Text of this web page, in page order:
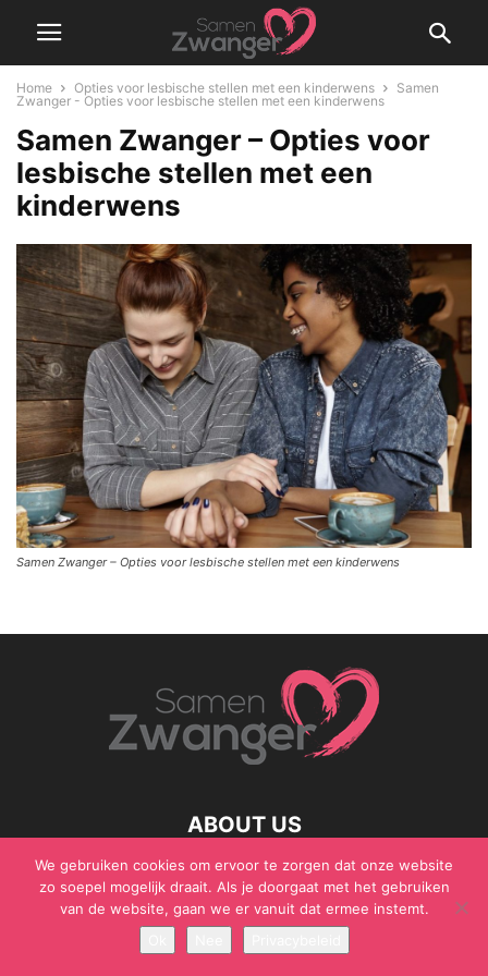
Home Opties voor lesbische stellen met een kinderwens
Samen
Zwanger - Opties voor lesbische stellen met een kinderwens
Samen Zwanger – Opties voor
lesbische stellen met een
kinderwens
Samen Zwanger – Opties voor lesbische stellen met een kinderwens
ABOUT US
© Samen Zwanger - Copyright - Gericht Media 2017 - 2021
We gebruiken cookies om ervoor te zorgen dat onze website
zo soepel mogelijk draait. Als je doorgaat met het gebruiken
van de website, gaan we er vanuit dat ermee instemt.